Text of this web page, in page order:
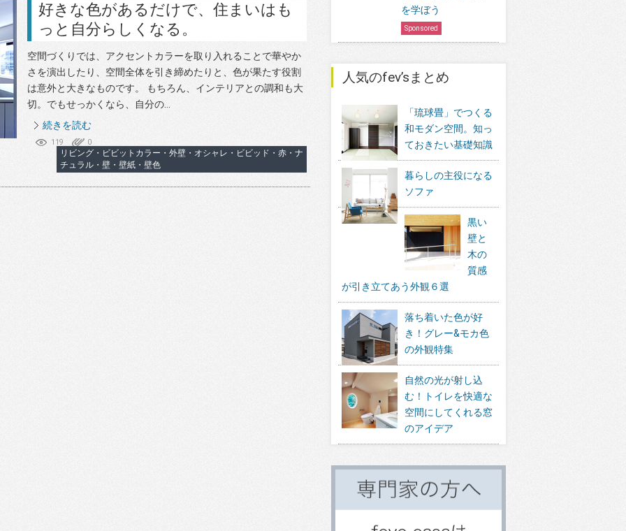
好きな色があるだけで、住まいはも
っと自分らしくなる。
空間づくりでは、アクセントカラーを取り入れることで華やか
さを演出したり、空間全体を引き締めたりと、色が果たす役割
は意外と大きなものです。 もちろん、インテリアとの調和も大
切。でもせっかくなら、自分の...
続きを読む
119 0
リビング・ビビットカラー・外壁・オシャレ・ビビッド・赤・ナ
チュラル・壁・壁紙・壁色
を学ぼう
Sponsored
人気のfev’sまとめ
「琉球畳」でつくる
和モダン空間。知っ
ておきたい基礎知識
暮らしの主役になる
ソファ
黒い
壁と
木の
質感
が引き立てあう外観６選
落ち着いた色が好
き！グレー&モカ色
の外観特集
自然の光が射し込
む！トイレを快適な
空間にしてくれる窓
のアイデア